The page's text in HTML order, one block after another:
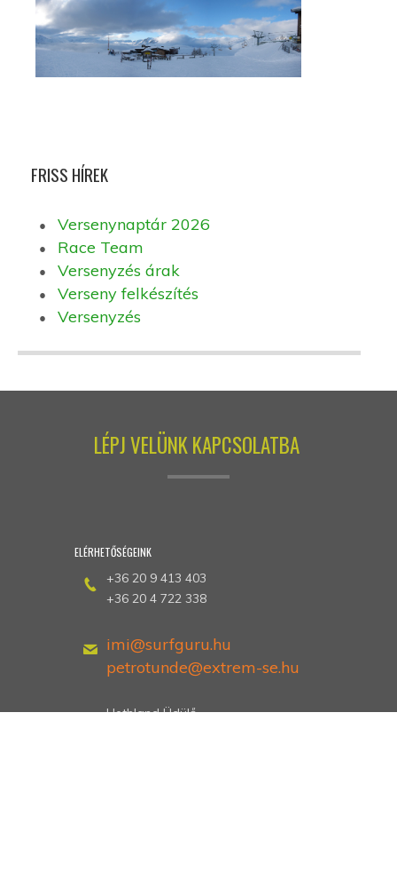
FRISS HÍREK
Versenynaptár 2026
Race Team
Versenyzés árak
Verseny felkészítés
Versenyzés
LÉPJ VELÜNK KAPCSOLATBA
ELÉRHETŐSÉGEINK
+36 20 9 413 403
+36 20 4 722 338
imi@surfguru.hu
petrotunde@extrem-se.hu
Hethland Üdülő